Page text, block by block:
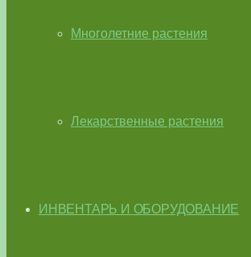
Многолетние растения
Лекарственные растения
ИНВЕНТАРЬ И ОБОРУДОВАНИЕ